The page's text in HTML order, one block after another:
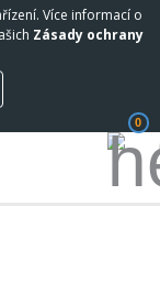
Více informací o
Zásady ochrany
0